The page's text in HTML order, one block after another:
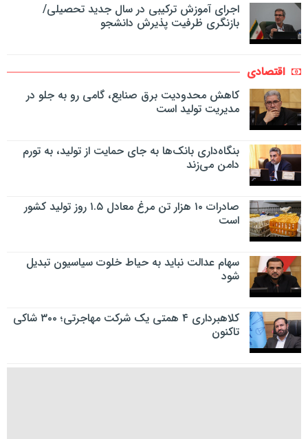
اجرای آموزش ترکیبی در سال جدید تحصیلی/
بازنگری ظرفیت پذیرش دانشجو
اقتصادی
کاهش محدودیت برق صنایع، گامی رو به جلو در
مدیریت تولید است
بنگاه‌داری بانک‌ها به جای حمایت از تولید، به تورم
دامن می‌زند
صادرات ۱۰ هزار تن مرغ معادل ۱.۵ روز تولید کشور
است
سهام عدالت نباید به حیاط خلوت سیاسیون تبدیل
شود
کلاهبرداری ۴ همتی یک شرکت مهاجرتی؛ ۳۰۰ شاکی
تاکنون